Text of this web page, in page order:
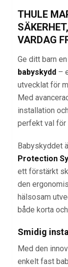
THULE
VARDAG
Ge ditt barn
babyskydd –
utvecklat för
Med
installation
perfekt val för
Babyskyddet
Protection
ett förstärkt
den
hälsosam
både korta
Smidig
Med den
enkelt fast